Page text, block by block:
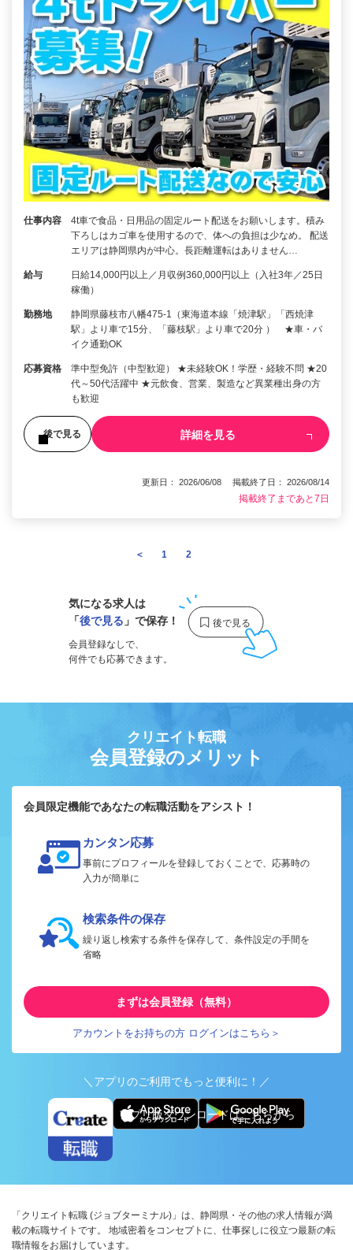
仕事内容
4t車で食品・日用品の固定ルート配送をお願いします。積み
下ろしはカゴ車を使用するので、体への負担は少なめ。 配送
エリアは静岡県内が中心。長距離運転はありません…
給与
日給14,000円以上／月収例360,000円以上（入社3年／25日
稼働）
勤務地
静岡県藤枝市八幡475-1（東海道本線「焼津駅」「西焼津
駅」より車で15分、「藤枝駅」より車で20分 ） ★車・バ
イク通勤OK
応募資格
準中型免許（中型歓迎） ★未経験OK！学歴・経験不問 ★20
代～50代活躍中 ★元飲食、営業、製造など異業種出身の方
も歓迎
後で見る 詳細を見る
更新日： 2026/06/08 掲載終了日： 2026/08/14
掲載終了まであと7日
＜ 1 2
気になる求人は
「後で見る 」で保存！
会員登録なしで、
何件でも応募できます。
クリエイト転職
会員登録のメリット
会員限定機能であなたの転職活動をアシスト！
カンタン応募
事前にプロフィールを登録しておくことで、応募時の
入力が簡単に
検索条件の保存
繰り返し検索する条件を保存して、条件設定の手間を
省略
まずは会員登録（無料）
アカウントをお持ちの方 ログインはこちら＞
＼アプリのご利用でもっと便利に！／
アプリ版ダウンロードはこちらから
「クリエイト転職 (ジョブターミナル)」は、静岡県・その他の求人情報が満
載の転職サイトです。 地域密着をコンセプトに、仕事探しに役立つ最新の転
職情報をお届けしています。